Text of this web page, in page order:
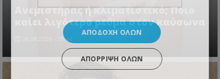
Ανεμιστήρας ή κλιματιστικό; Ποιο
καίει λιγότερο ρεύμα στον καύσωνα
08.08.2026 - 23:44
ΑΠΟΔΟΧΉ ΌΛΩΝ
ΑΠΌΡΡΙΨΗ ΌΛΩΝ